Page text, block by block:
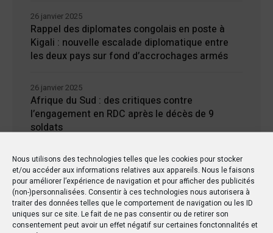
Nous utilisons des technologies telles que les cookies pour stocker
et/ou accéder aux informations relatives aux appareils. Nous le faisons
pour améliorer l’expérience de navigation et pour afficher des publicités
(non-)personnalisées. Consentir à ces technologies nous autorisera à
traiter des données telles que le comportement de navigation ou les ID
uniques sur ce site. Le fait de ne pas consentir ou de retirer son
consentement peut avoir un effet négatif sur certaines fonctonnalités et
Rappel des diplomates congolais en poste à
Kigali : nouvelle escalade diplomatique entre
les deux pays sur fond d’accrochages armés
26 janvier 2025
Afrique du Sud : des critiques contre
l’engagement en RDC après le décès de 9
soldats
26 janvier 2025
Kisangani : Une ville riche en eaux mais en
manque d’électricité
24 janvier 2025